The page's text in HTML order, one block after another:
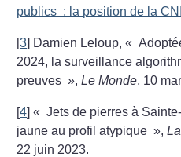
publics : la position de la
[3] Damien Leloup, «
2024, la surveillance
preuves »,Le Monde, 10
[4]« Jets de pierres à
jaune au profil atypique »,
22 juin 2023.